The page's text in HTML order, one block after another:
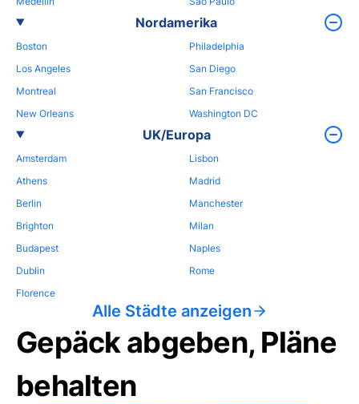
Nordamerika
Boston
Los Angeles
Montreal
New Orleans
Philadelphia
San Diego
San Francisco
Washington DC
UK/Europa
Amsterdam
Athens
Berlin
Brighton
Budapest
Dublin
Florence
Lisbon
Madrid
Manchester
Milan
Naples
Rome
Alle Städte anzeigen
Gepäck abgeben, Pläne
behalten